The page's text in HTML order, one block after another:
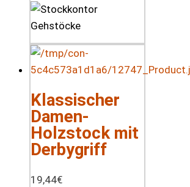
Klassischer
Damen-
Holzstock mit
Derbygriff
19,44€